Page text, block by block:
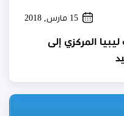
15 مارس, 2018
المركزي إلى